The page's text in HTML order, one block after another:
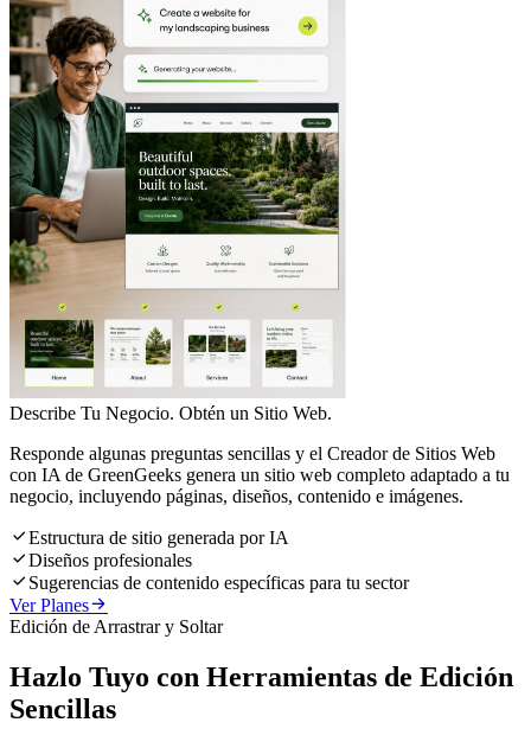
Describe Tu Negocio. Obtén un Sitio Web.
Responde algunas preguntas sencillas y el Creador de Sitios Web
con IA de GreenGeeks genera un sitio web completo adaptado a tu
negocio, incluyendo páginas, diseños, contenido e imágenes.
Estructura de sitio generada por IA
Diseños profesionales
 Sugerencias de contenido específicas para tu sector
Ver Planes
Edición de Arrastrar y Soltar
Hazlo Tuyo con Herramientas de Edición
Sencillas